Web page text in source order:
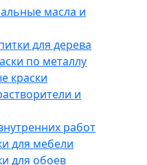
масла и
для дерева
по металлу
краски
и
работ
для мебели
для обоев